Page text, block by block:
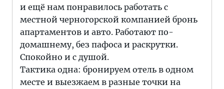
и ещё нам понравилось работать с
местной черногорской компанией бронь
апартаментов и авто. Работают по-
домашнему, без пафоса и раскрутки.
Спокойно и с душой.
Тактика одна: бронируем отель в одном
месте и выезжаем в разные точки на